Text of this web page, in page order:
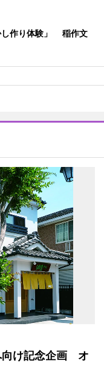
し作り体験」 稲作文
向け記念企画 オ